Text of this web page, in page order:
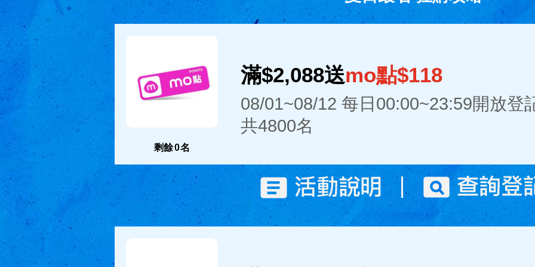
滿$2,088送mo點$118
08/01~08/12 每日00:00~23:59開放登
共4800名
剩餘0名